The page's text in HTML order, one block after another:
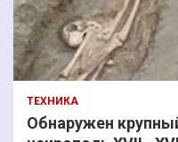
ТЕХНИКА
Обнаружен